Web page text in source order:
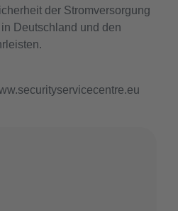
der Stromversorgung
Deutschland und den